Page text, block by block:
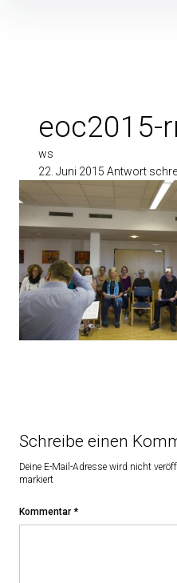
eoc2015-
ws
22. Juni 2015 Antwort
Schreibe einen
Deine E-Mail-Adresse wird nicht
markiert
Kommentar *